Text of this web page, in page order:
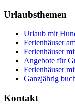
Urlaubsthemen
Urlaub mit
Ferienhäuser
Ferienhäuser
Angebote für
Ferienhäuser
Ganzjährig
Kontakt